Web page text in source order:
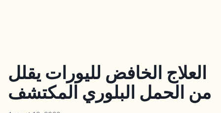
العلاج الخافض لليورات يقلل
من الحمل البلوري المكتشف